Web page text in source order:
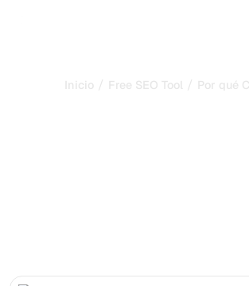
Inicio / Free SEO Tool / Por qué